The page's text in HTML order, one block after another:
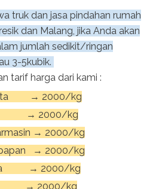
truk dan jasa pindahan rumah
dan Malang, jika Anda akan
jumlah sedikit/ringan
3-5kubik.
tarif harga dari kami :
→ 2000/kg
→ 2000/kg
→ 2000/kg
→ 2000/kg
→ 2000/kg
→ 2000/kg